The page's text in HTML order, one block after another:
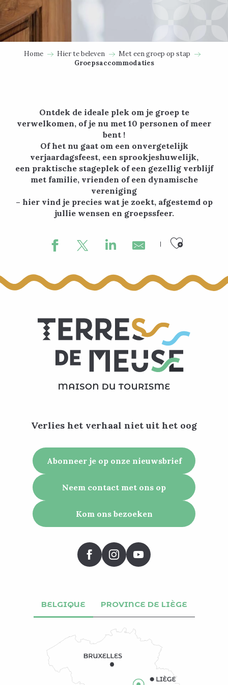
Home Hier te beleven
Met een groep op stap
Groepsaccommodaties
Ontdek de ideale plek om je groep te
verwelkomen, of je nu met 10 personen of meer
bent !
Of het nu gaat om een onvergetelijk
verjaardagsfeest, een sprookjeshuwelijk,
een praktische stageplek of een gezellig verblijf
met familie, vrienden of een dynamische
vereniging
– hier vind je precies wat je zoekt, afgestemd op
jullie wensen en groepssfeer.
Gite de la Source
Hotel-Boerderij van Château d'Ahin
Verlies het verhaal niet uit het oog
Abonneer je op onze nieuwsbrief
Neem contact met ons op
Kom ons bezoeken
BELGIQUE PROVINCE DE LIÈGE